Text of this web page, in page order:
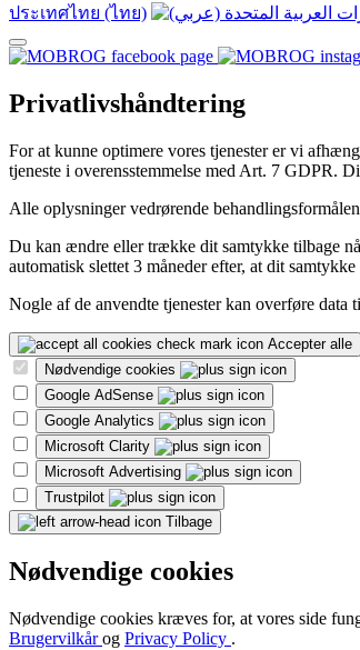
ประเทศไทย (ไทย)
Privatlivshåndtering
For at kunne optimere vores tjenester er vi
tjeneste i overensstemmelse med Art. 7 GDPR.
Alle oplysninger vedrørende
Du kan ændre eller trække dit samtykke tilbage
automatisk slettet 3 måneder efter, at dit
Nogle af de anvendte tjenester kan overføre
Accepter alle
Nødvendige cookies
Google AdSense
Google Analytics
Microsoft Clarity
Microsoft Advertising
Trustpilot
Tilbage
Nødvendige cookies
Nødvendige cookies kræves for, at vores side
Brugervilkårog Privacy Policy .